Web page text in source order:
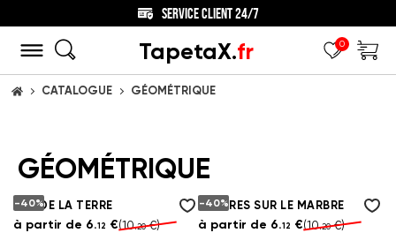
SERVICE CLIENT 24/7
TapetaX.fr 0
ACCUEILCATALOGUE GÉOMÉTRIQUE
GÉOMÉTRIQUE
-40%
VUE DE LA TERRE
à partir de 6.12 €(10.20€)
-40%
RAYURES SUR LE MARBRE
à partir de 6.12 €(10.20€)